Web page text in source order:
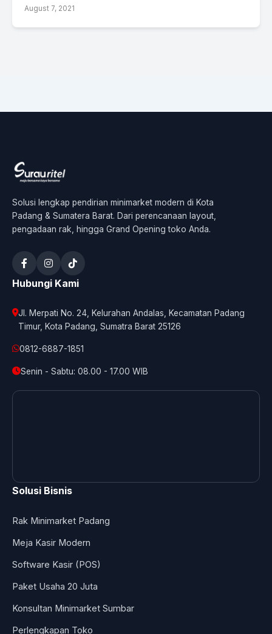
August 7, 2021
Solusi lengkap pendirian minimarket modern di Kota
Padang & Sumatera Barat. Dari perencanaan layout,
pengadaan rak, hingga Grand Opening toko Anda.
Hubungi Kami
Jl. Merpati No. 24, Kelurahan Andalas, Kecamatan Padang
Timur, Kota Padang, Sumatra Barat 25126
0812-6887-1851
Senin - Sabtu: 08.00 - 17.00 WIB
Solusi Bisnis
Rak Minimarket Padang
Meja Kasir Modern
Software Kasir (POS)
Paket Usaha 20 Juta
Konsultan Minimarket Sumbar
Perlengkapan Toko